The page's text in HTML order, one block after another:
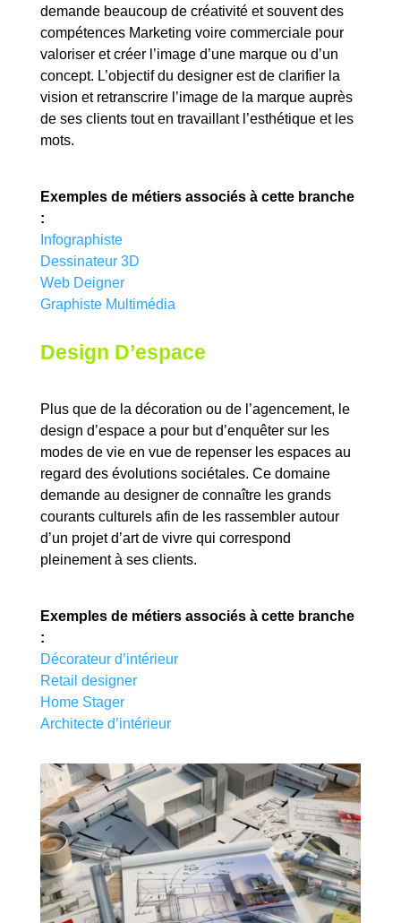
demande beaucoup de créativité et souvent des
compétences Marketing voire commerciale pour
valoriser et créer l’image d’une marque ou d’un
concept. L’objectif du designer est de clarifier la
vision et retranscrire l’image de la marque auprès
de ses clients tout en travaillant l’esthétique et les
mots.
Exemples de métiers associés à cette branche
:
Infographiste
Dessinateur 3D
Web Deigner
Graphiste Multimédia
Design D’espace
Plus que de la décoration ou de l’agencement, le
design d’espace a pour but d’enquêter sur les
modes de vie en vue de repenser les espaces au
regard des évolutions sociétales. Ce domaine
demande au designer de connaître les grands
courants culturels afin de les rassembler autour
d’un projet d’art de vivre qui correspond
pleinement à ses clients.
Exemples de métiers associés à cette branche
:
Décorateur d’intérieur
Retail designer
Home Stager
Architecte d’intérieur